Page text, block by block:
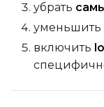
убрать
уменьшить
включить